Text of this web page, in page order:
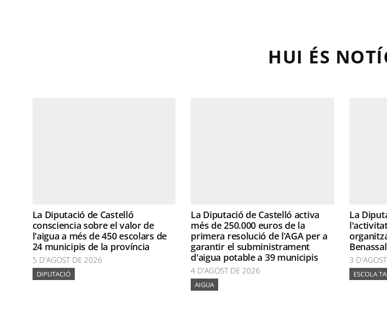
HUI ÉS
La Diputació de Castelló
consciencia sobre el valor de
l'aigua a més de 450 escolars de
24 municipis de la província
5 D'AGOST DE 2026
DIPUTACIÓ
La Diputació de Castelló activa
més de 250.000 euros de la
primera resolució de l’AGA per a
garantir el subministrament
d'aigua potable a 39 municipis
4 D'AGOST DE 2026
AIGUA
La
3
ESCOLA